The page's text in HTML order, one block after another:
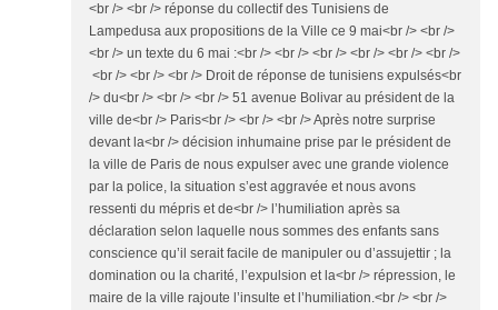
<br /> <br /> réponse du collectif des Tunisiens de
Lampedusa aux propositions de la Ville ce 9 mai<br /> <br />
<br /> un texte du 6 mai :<br /> <br /> <br /> <br /> <br /> <br />
<br /> <br /> <br /> Droit de réponse de tunisiens expulsés<br
/> du<br /> <br /> <br /> 51 avenue Bolivar au président de la
ville de<br /> Paris<br /> <br /> <br /> Après notre surprise
devant la<br /> décision inhumaine prise par le président de
la ville de Paris de nous expulser avec une grande violence
par la police, la situation s’est aggravée et nous avons
ressenti du mépris et de<br /> l’humiliation après sa
déclaration selon laquelle nous sommes des enfants sans
conscience qu’il serait facile de manipuler ou d’assujettir ; la
domination ou la charité, l’expulsion et la<br /> répression, le
maire de la ville rajoute l’insulte et l’humiliation.<br /> <br />